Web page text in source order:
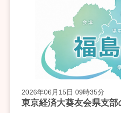
2026年06月15日 09時35分
東京経済大葵友会県支部